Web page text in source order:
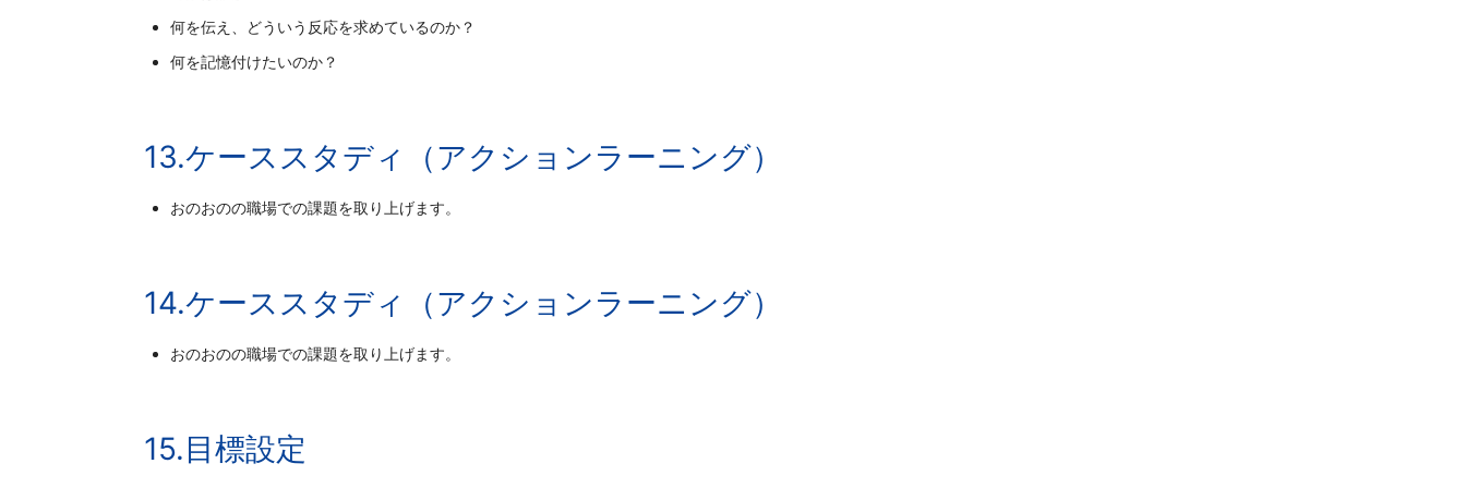
何を伝え、どういう反応を求めているのか？
何を記憶付けたいのか？
13.ケーススタディ（アクションラーニング）
おのおのの職場での課題を取り上げます。
14.ケーススタディ（アクションラーニング）
おのおのの職場での課題を取り上げます。
15.目標設定